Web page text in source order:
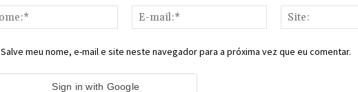
Nome:*
mail:*
Salve meu nome, e-mail e site neste navegador para a próxima vez que eu comentar.
Sign in with Google